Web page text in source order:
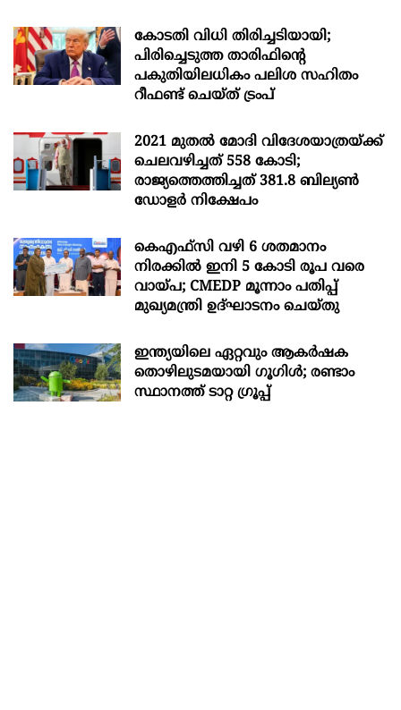
കോടതി വിധി തിരിച്ചടിയായി;
പിരിച്ചെടുത്ത താരിഫിന്‍റെ
പകുതിയിലധികം പലിശ സഹിതം
റീഫണ്ട് ചെയ്ത് ട്രംപ്
2021 മുതൽ മോദി വിദേശയാത്രയ്ക്ക്
ചെലവഴിച്ചത് 558 കോടി;
രാജ്യത്തെത്തിച്ചത് 381.8 ബില്യൺ
ഡോളർ നിക്ഷേപം
കെഎഫ്സി വഴി 6 ശതമാനം
നിരക്കിൽ ഇനി 5 കോടി രൂപ വരെ
വായ്പ; CMEDP മൂന്നാം പതിപ്പ്
മുഖ്യമന്ത്രി ഉദ്ഘാടനം ചെയ്തു
ഇന്ത്യയിലെ ഏറ്റവും ആകര്‍ഷക
തൊഴിലുടമയായി ഗൂഗിള്‍; രണ്ടാം
സ്ഥാനത്ത് ടാറ്റ ഗ്രൂപ്പ്